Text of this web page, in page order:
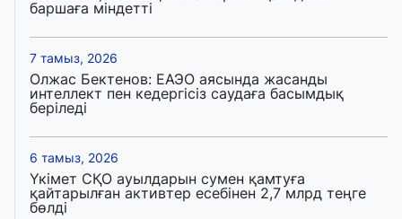
баршаға міндетті
7 тамыз, 2026
Олжас Бектенов: ЕАЭО аясында жасанды
интеллект пен кедергісіз саудаға басымдық
беріледі
6 тамыз, 2026
Үкімет СҚО ауылдарын сумен қамтуға
қайтарылған активтер есебінен 2,7 млрд теңге
бөлді